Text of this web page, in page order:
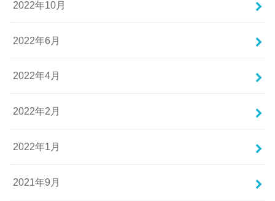
2022年10月
2022年6月
2022年4月
2022年2月
2022年1月
2021年9月